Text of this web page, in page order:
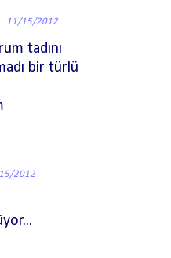
11/15/2012
tadını
bir türlü
2012